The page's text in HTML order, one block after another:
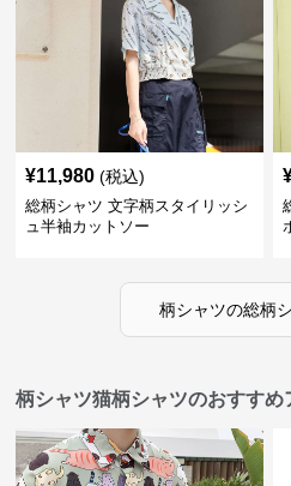
¥11,980 (税込)
総柄シャツ 文字柄スタイリッシ
ュ半袖カットソー
柄シャツの総柄
柄シャツ猫柄シャツのおすすめ